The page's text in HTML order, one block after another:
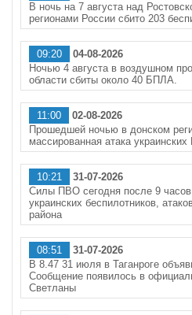
В ночь на 7 августа над
регионами России сбито 203
09:20
04-08-2026
Ночью 4 августа в воздушном
области сбиты около 40 БПЛА.
11:00
02-08-2026
Прошедшей ночью в донском
массированная атака
10:21
31-07-2026
Силы ПВО сегодня после 9
украинских беспилотников,
района
08:51
31-07-2026
В 8.47 31 июля в Таганроге
Сообщение появилось в
Светланы